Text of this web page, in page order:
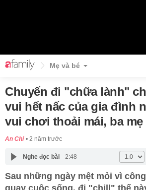
Mẹ và bé
Chuyến đi "chữa lành"
vui hết nấc của gia đình
vui chơi thoải mái, ba
An Chi 2 năm trước
Nghe đọc bài 2:48
Sau những ngày mệt mỏi vì